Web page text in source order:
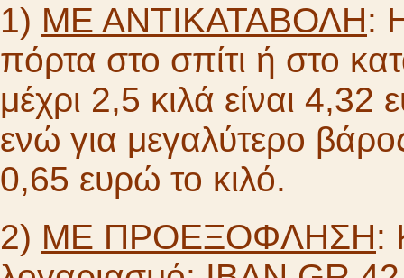
1) ΜΕ ΑΝΤΙΚΑΤΑΒΟΛΗ:
πόρτα στο σπίτι ή στο
μέχρι 2,5 κιλά είναι
ενώ για μεγαλύτερο
0,65 ευρώ το κιλό.
2) ΜΕ ΠΡΟΕΞΟΦΛΗΣΗ: